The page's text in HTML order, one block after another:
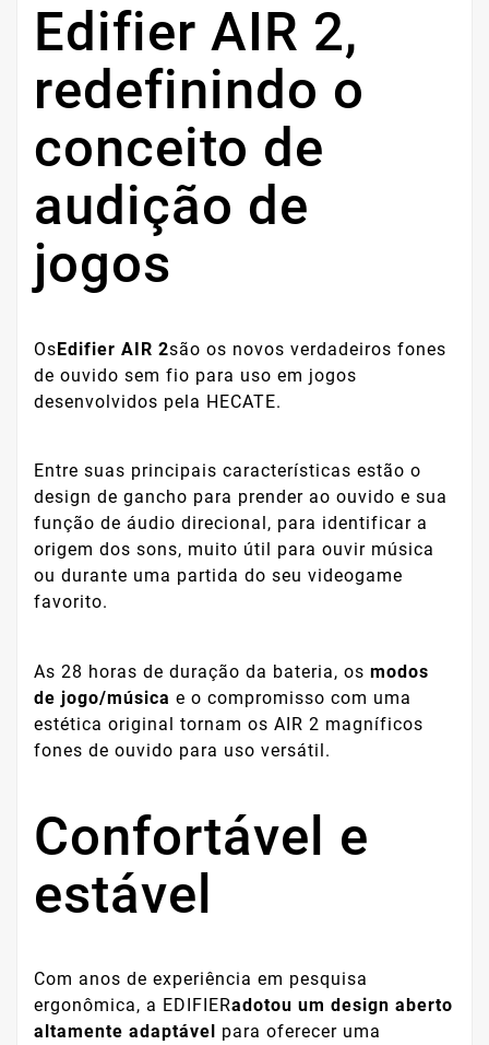
Edifier AIR 2,
redefinindo o
conceito de
audição de
jogos
OsEdifier AIR 2são os novos verdadeiros fones
de ouvido sem fio para uso em jogos
desenvolvidos pela HECATE.
Entre suas principais características estão o
design de gancho para prender ao ouvido e sua
função de áudio direcional, para identificar a
origem dos sons, muito útil para ouvir música
ou durante uma partida do seu videogame
favorito.
As 28 horas de duração da bateria, os modos
de jogo/música e o compromisso com uma
estética original tornam os AIR 2 magníficos
fones de ouvido para uso versátil.
Confortável e
estável
Com anos de experiência em pesquisa
ergonômica, a EDIFIERadotou um design aberto
altamente adaptável para oferecer uma